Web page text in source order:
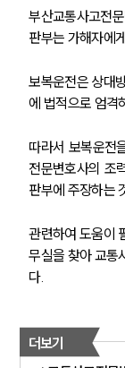
부산교통사고전
판부는 가해자에게
보복운전은 상대
에 법적으로 엄격
따라서 보복운전
전문변호사의 조
판부에 주장하는
관련하여 도움이
무실을 찾아 교통
다.
더보기